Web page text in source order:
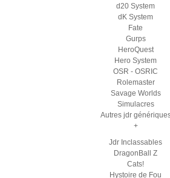
d20 System
dK System
Fate
Gurps
HeroQuest
Hero System
OSR - OSRIC
Rolemaster
Savage Worlds
Simulacres
Autres jdr
+
Jdr Inclassables
DragonBall Z
Cats!
Hystoire de Fou